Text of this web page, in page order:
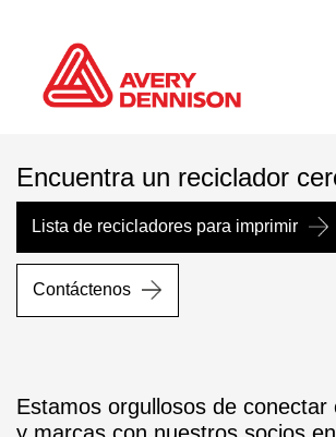
Encuentra un reciclador
Lista de recicladores para imprimir
Contáctenos
Estamos orgullosos de conectar